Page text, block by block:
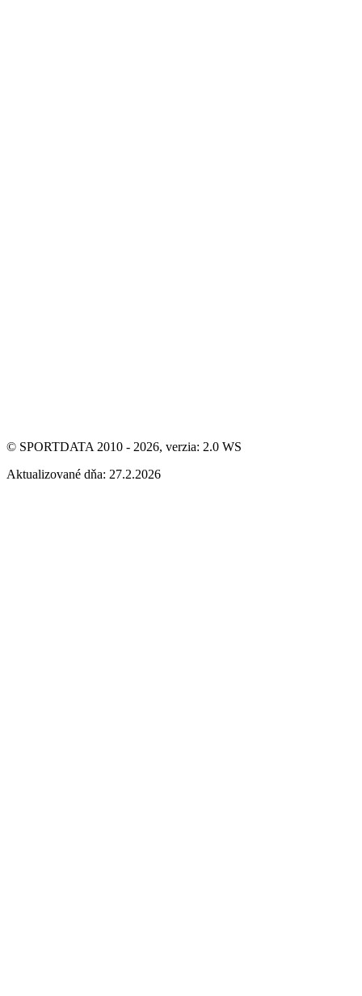
© SPORTDATA 2010 - 2026, verzia: 2.0 WS
Aktualizované dňa: 27.2.2026